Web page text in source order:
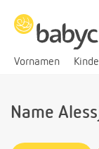
Vornamen
Name